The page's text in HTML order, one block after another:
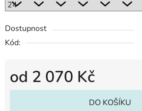
Dostupnost
Kód:
od 2 070 Kč
Měrná cena:
DO KOŠÍKU